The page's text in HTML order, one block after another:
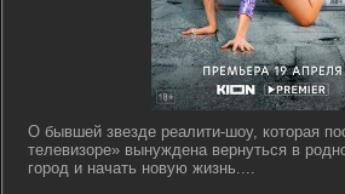
О бывшей звезде реалити-шоу, которая
телевизоре» вынуждена вернуться в
город и начать новую жизнь....